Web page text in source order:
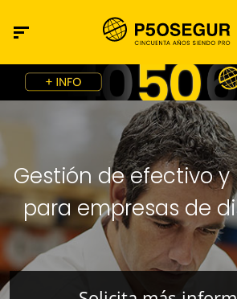
Gestión de efectivo
para empresas de